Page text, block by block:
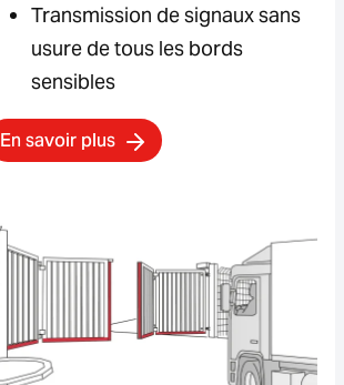
Transmission de signaux sans
usure de tous les bords
sensibles
En savoir plus